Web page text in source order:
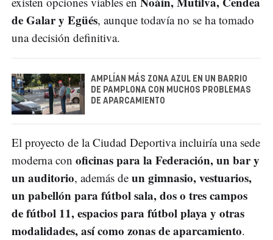
de Galar y Egüés, aunque todavía no se ha tomado
una decisión definitiva.
AMPLÍAN MÁS ZONA AZUL EN UN BARRIO
DE PAMPLONA CON MUCHOS PROBLEMAS
DE APARCAMIENTO
El proyecto de la Ciudad Deportiva incluiría una sede
moderna con oficinas para la Federación, un bar y
un auditorio, además de un gimnasio, vestuarios,
un pabellón para fútbol sala, dos o tres campos
de fútbol 11, espacios para fútbol playa y otras
modalidades, así como zonas de aparcamiento.